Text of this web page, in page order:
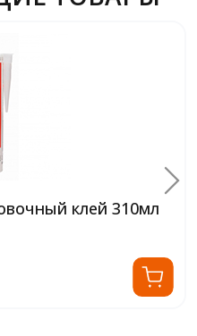
клей 310мл